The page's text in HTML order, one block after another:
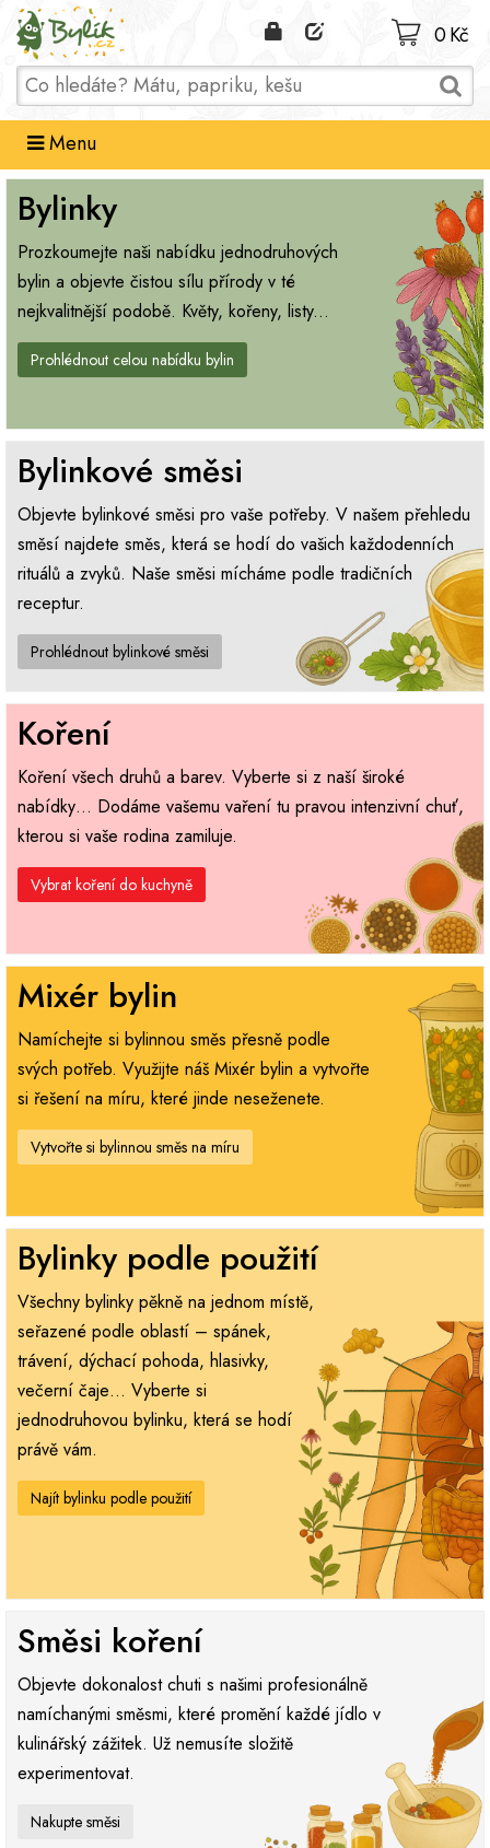
Domů
0 Kč
Menu
Bylinky
Prozkoumejte naši nabídku jednodruhových
bylin a objevte čistou sílu přírody v té
nejkvalitnější podobě. Květy, kořeny, listy...
Prohlédnout celou nabídku bylin
Bylinkové směsi
Objevte bylinkové směsi pro vaše potřeby. V našem přehledu
směsí najdete směs, která se hodí do vašich každodenních
rituálů a zvyků. Naše směsi mícháme podle tradičních
receptur.
Prohlédnout bylinkové směsi
Koření
Koření všech druhů a barev. Vyberte si z naší široké
nabídky… Dodáme vašemu vaření tu pravou intenzivní chuť,
kterou si vaše rodina zamiluje.
Vybrat koření do kuchyně
Mixér bylin
Namíchejte si bylinnou směs přesně podle
svých potřeb. Využijte náš Mixér bylin a vytvořte
si řešení na míru, které jinde neseženete.
Vytvořte si bylinnou směs na míru
Bylinky podle použití
Všechny bylinky pěkně na jednom místě,
seřazené podle oblastí – spánek,
trávení, dýchací pohoda, hlasivky,
večerní čaje… Vyberte si
jednodruhovou bylinku, která se hodí
právě vám.
Najít bylinku podle použití
Směsi koření
Objevte dokonalost chuti s našimi profesionálně
namíchanými směsmi, které promění každé jídlo v
kulinářský zážitek. Už nemusíte složitě
experimentovat.
Nakupte směsi